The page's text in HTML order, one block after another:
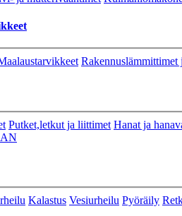
Rakennuslämmittimet
Putket,letkut ja liittimet Hanat ja
Kalastus Vesiurheilu Pyöräily